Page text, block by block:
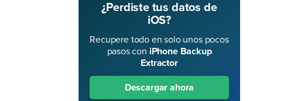
¿Perdiste tus datos de
iOS?
Recupere todo en solo unos pocos
pasos con iPhone Backup
Extractor
Descargar ahora